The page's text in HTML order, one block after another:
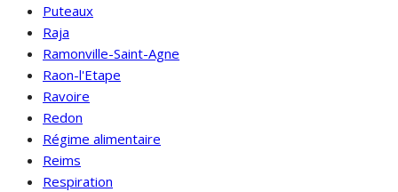
Puteaux
Raja
Ramonville-Saint-Agne
Raon-l'Etape
Ravoire
Redon
Régime alimentaire
Reims
Respiration